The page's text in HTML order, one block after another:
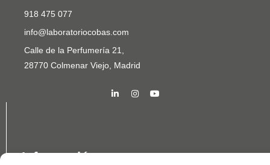
918 475 077
info@laboratoriocobas.com
Calle de la Perfumería 21,
28770 Colmenar Viejo, Madrid
Información